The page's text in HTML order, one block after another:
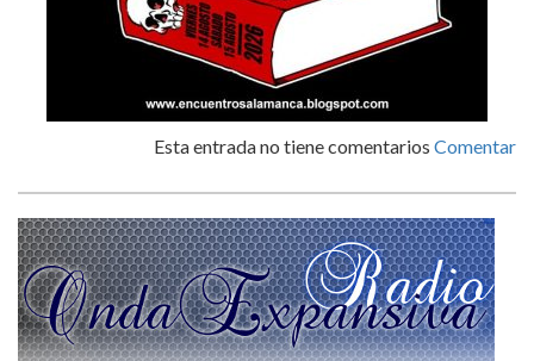
Esta entrada no tiene comentarios Comentar